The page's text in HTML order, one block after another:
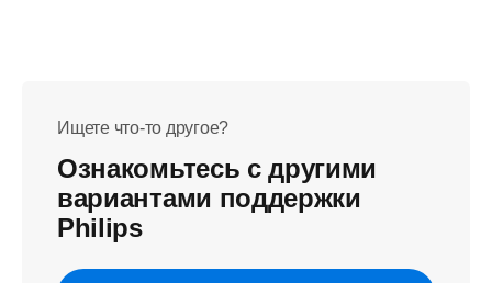
Ищете что-то другое?
Ознакомьтесь с другими
вариантами поддержки
Philips